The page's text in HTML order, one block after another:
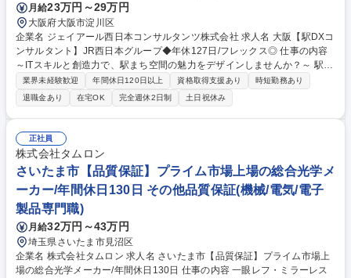
月給23万円～29万円
大阪府大阪市淀川区
企業名 ジェイアール西日本コンサルタンツ株式会社 求人名 大阪【駅DXコ
ンサルタント】JR西日本グループ◆年休127日/フレックス◎ 仕事の内容
～ITスキルと創造力で、駅まち空間の魅力をデザインしませんか？～ 駅や
まちの案内サインを軸に、空間情報技術を活用したコンサルティング業務
全般をお任せいたします。（変更の範囲：会社の定める業務） 【詳細】
◆案内サインのITコンサルティング：利用者の行動分析をもとに、駅や駅
ビルの案内サインを改善。企画から設計・運用までITを活用して一括対応
いただきます。◆駅構内3Dナビゲーションの運用 ：屋内GISを活用した駅
構内の3Dナビサービスの運用・改善に携わっていただきます。◆未来に
向けたDX推進：将来的にはVRや3D技術を活用し、駅やまちづくりのD
X・AXを推進していただきます。 募集職種 大阪【駅DXコンサルタント】
JR西日本グループ◆年休127日/フレックス◎
業界未経験歓迎 年間休日120日以上 資格取得支援あり
時短勤務あり
退職金あり
在宅OK 完全週休2日制 土日祝休み
正社員
株式会社タムロン
さいたま市【品質保証】プライム市場上場の総合光学メ
ーカー/年間休日130日 その他品質保証(機械/電気/電子
製品専門職)
月給32万円～43万円
埼玉県さいたま市見沼区
企業名 株式会社タムロン 求人名 さいたま市【品質保証】プライム市場上
場の総合光学メーカー/年間休日130日 仕事の内容 一眼レフ・ミラーレス